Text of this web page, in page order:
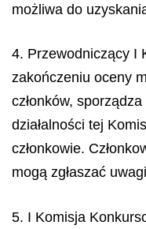
możliwa do
4. Przewodniczący I
zakończeniu oceny
członków,
działalności tej
członkowie.
mogą zgłaszać
5. I Komisja